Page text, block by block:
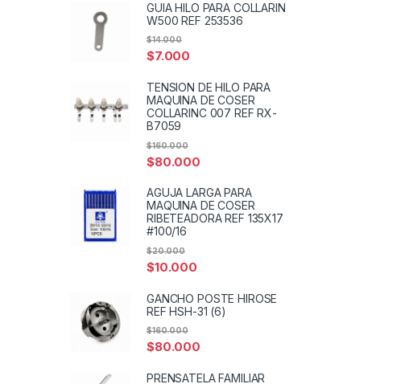
GUIA HILO PARA COLLARIN
W500 REF 253536
$7.000
$14.000
TENSION DE HILO PARA
MAQUINA DE COSER
COLLARINC 007 REF RX-
B7059
$80.000
$160.000
AGUJA LARGA PARA
MAQUINA DE COSER
RIBETEADORA REF 135X17
#100/16
$10.000
$20.000
GANCHO POSTE HIROSE
REF HSH-31 (6)
$80.000
$160.000
PRENSATELA FAMILIAR